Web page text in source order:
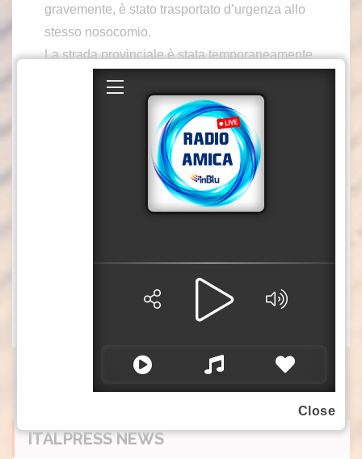
gravemente, è stato trasportato d’urgenza allo
stesso nosocomio.
La strada provinciale è stata temporaneamente
chiusa per consentire i rilievi del caso e la
messa in sicurezza dell’area. Sul posto sono
intervenuti i sanitari del 118 di Polistena, i
Carabinieri della Stazione di San Ferdinando e
una pattuglia della Polizia del Commissariato di
L’intervento si è concluso alle ore 02:00 del
San Ferdinando, incidente stradale mortal
S1 TV.
ITALPRESS NEWS
Close